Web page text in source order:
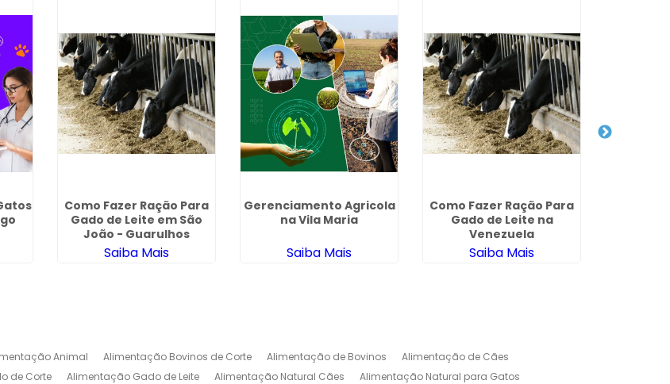
Como Fazer Ração Para
Gado de Leite em São
João - Guarulhos
Saiba Mais
Gerenciamento Agricola
na Vila Maria
Saiba Mais
Como Fazer Ração Para
Gado de Leite na
Venezuela
Saiba Mais
Animal Alimentação Bovinos de Corte Alimentação de Bovinos
Alimentação de Cães
de Corte Alimentação Gado de Leite Alimentação Natural Cães
Alimentação Natural para Gatos